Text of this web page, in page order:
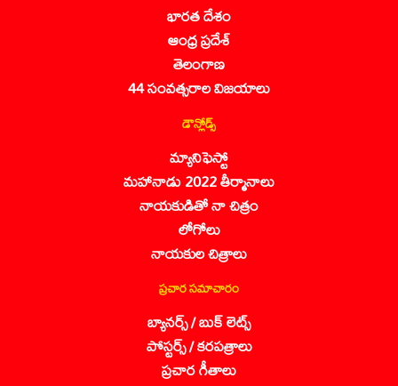
భారత దేశం
ఆంధ్ర ప్రదేశ్
తెలంగాణ
44 సంవత్సరాల విజయాలు
డౌన్లోడ్స్
మ్యానిఫెస్టో
మహానాడు 2022 తీర్మానాలు
నాయకుడితో నా చిత్రం
లోగోలు
నాయకుల చిత్రాలు
ప్రచార సమాచారం
బ్యానర్స్ / బుక్ లెట్స్
పోస్టర్స్ / కరపత్రాలు
ప్రచార గీతాలు